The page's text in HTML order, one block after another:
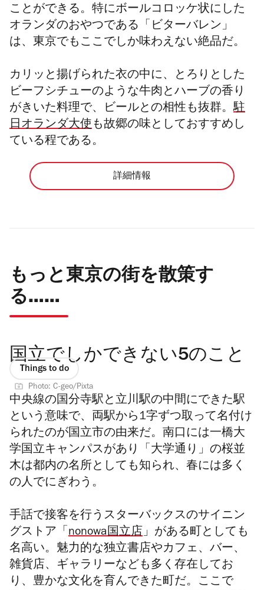
ことができる。特にボールコロッケ状にした
オランダのおやつである「ビターバレン」
は、東京でもここでしか味わえない絶品だ。
カリッと揚げられた衣の中に、とろりとした
ビーフシチューのような牛肉とハーブの香り
がきいた料理で、ビールとの相性も抜群。駐
日オランダ大使も故郷の味としておすすめし
ている程である。
詳細情報
もっと東京の街を散策す
る……
国立でしかできない5のこと
Things to do
Photo: C-geo/Pixta
中央線の国分寺駅と立川駅の中間にできた駅
という意味で、両駅から1字ずつ取って名付け
られたのが国立市の由来だ。南口には一橋大
学国立キャンパスがあり「大学通り」の桜並
木は都内の名所としても知られ、春には多く
の人でにぎわう。
手話で接客を行うスターバックスのサイニン
グストア「 nonowa国立店」がある町としても
名高い。魅力的な独立書店やカフェ、バー、
雑貨店、ギャラリーなども多く存在してお
り、豊かな文化を育んできた町だ。ここで